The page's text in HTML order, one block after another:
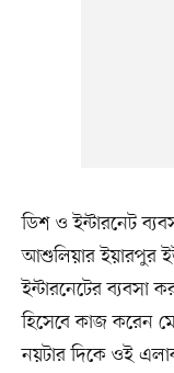
ডিশ ও ইন্টারনেট
আশুলিয়ার ইয়ারপুর
ইন্টারনেটের
হিসেবে কাজ করেন
নয়টার দিকে ওই